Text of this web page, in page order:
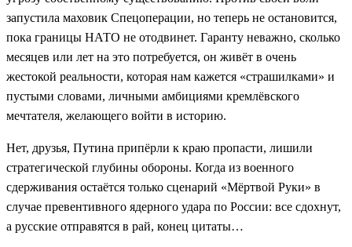
запустила маховик Спецоперации, но теперь не остановится,
пока границы НАТО не отодвинет. Гаранту неважно, сколько
месяцев или лет на это потребуется, он живёт в очень
жестокой реальности, которая нам кажется «страшилками» и
пустыми словами, личными амбициями кремлёвского
мечтателя, желающего войти в историю.
Нет, друзья, Путина припёрли к краю пропасти, лишили
стратегической глубины обороны. Когда из военного
сдерживания остаётся только сценарий «Мёртвой Руки» в
случае превентивного ядерного удара по России: все сдохнут,
а русские отправятся в рай, конец цитаты…